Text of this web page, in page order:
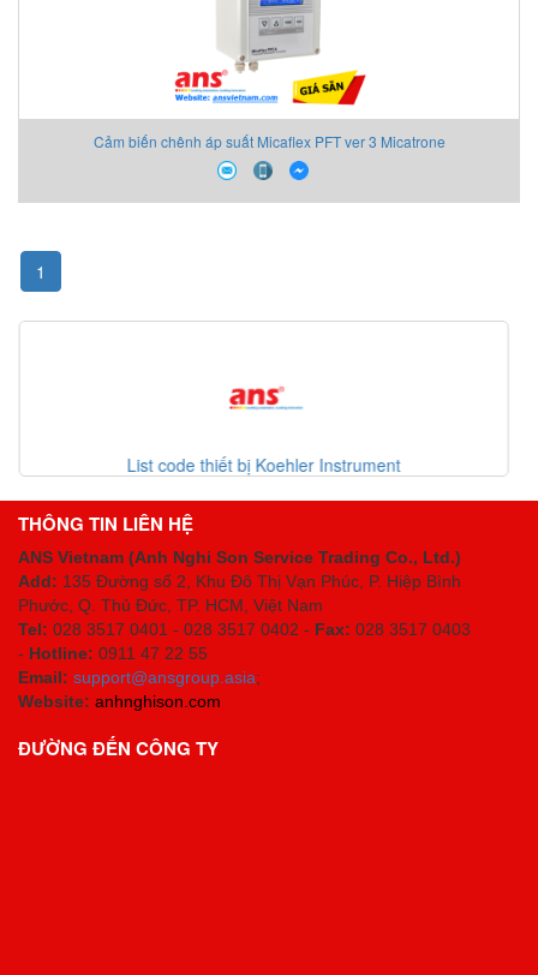
Cảm biến chênh áp suất Micaflex PFT ver 3 Micatrone
1
Danh mục thiết bị Erhardt-
THÔNG TIN LIÊN HỆ
ANS Vietnam (Anh Nghi Son Service Trading Co., Ltd.)
Add: 135 Đường số 2, Khu Đô Thị Vạn Phúc, P. Hiệp Bình
Phước, Q. Thủ Đức, TP. HCM , Việt Nam
Tel: 028 3517 0401 - 028 3517 0402 - Fax: 028 3517 0403
- Hotline: 0911 47 22 55
Email: support@ansgroup.asia;
Website: anhnghison.com
ĐƯỜNG ĐẾN CÔNG TY